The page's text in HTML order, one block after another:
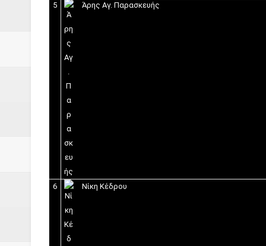
5 Άρης Αγ. Παρασκευής
6 Νίκη Κέδρου